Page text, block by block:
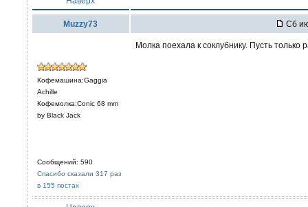
Muzzy73 Сб
Кофемашина:Gaggia
Achille
Кофемолка:Conic 68 mm
by Black Jack
Сообщений: 590
Спасибо сказали 317 раз
в 155 постах
Молка поехала к соклубнику. Пусть только